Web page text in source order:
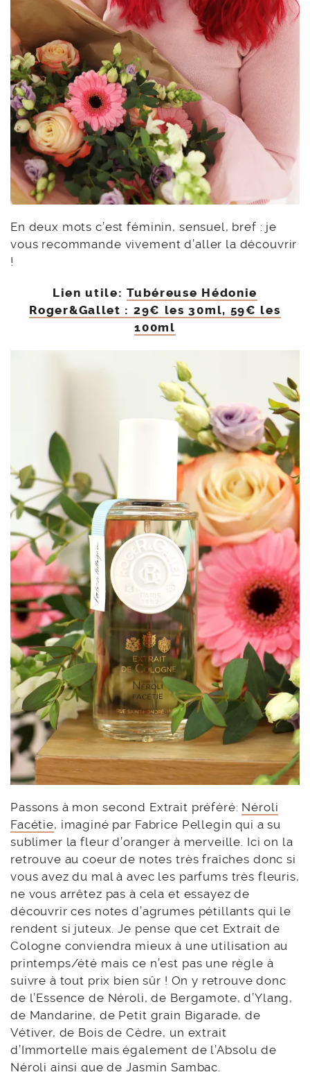
En deux mots c’est féminin, sensuel, bref : je
vous recommande vivement d’aller la découvrir
!
Lien utile: Tubéreuse Hédonie
Roger&Gallet : 29€ les 30ml, 59€ les
100ml
Passons à mon second Extrait préféré: Néroli
Facétie, imaginé par Fabrice Pellegin qui a su
sublimer la fleur d’oranger à merveille. Ici on la
retrouve au coeur de notes très fraîches donc si
vous avez du mal à avec les parfums très fleuris,
ne vous arrêtez pas à cela et essayez de
découvrir ces notes d’agrumes pétillants qui le
rendent si juteux. Je pense que cet Extrait de
Cologne conviendra mieux à une utilisation au
printemps/été mais ce n’est pas une règle à
suivre à tout prix bien sûr ! On y retrouve donc
de l’Essence de Néroli, de Bergamote, d’Ylang,
de Mandarine, de Petit grain Bigarade, de
Vétiver, de Bois de Cèdre, un extrait
d’Immortelle mais également de l’Absolu de
Néroli ainsi que de Jasmin Sambac.